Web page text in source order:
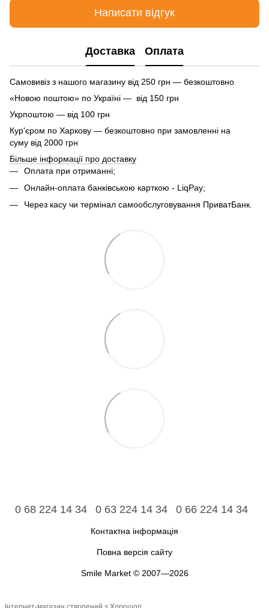
Написати відгук
Доставка Оплата
Самовивіз з нашого магазину від 250 грн — безкоштовно
«Новою поштою» по Україні — від 150 грн
Укрпоштою — від 100 грн
Кур'єром по Харкову — безкоштовно при замовленні на
суму від 2000 грн
Більше інформації про доставку
Оплата при отриманні;
Онлайн-оплата банківською карткою - LiqPay;
Через касу чи термінал самообслуговування ПриватБанк.
0 68 224 14 34 0 63 224 14 34 0 66 224 14 34
Контактна інформація
Повна версія сайту
Smile Market © 2007—2026